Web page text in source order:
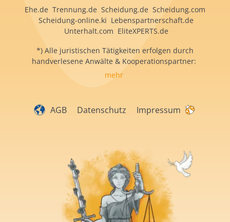
Ehe.de Trennung.de Scheidung.de Scheidung.com
Scheidung-online.ki Lebenspartnerschaft.de
Unterhalt.com EliteXPERTS.de
*) Alle juristischen Tätigkeiten erfolgen durch
handverlesene Anwälte & Kooperationspartner:
mehr
AGB Datenschutz Impressum